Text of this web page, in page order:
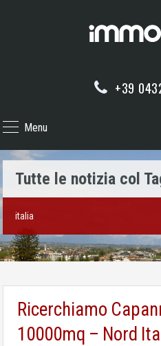
+39
Menu
Tutte le notizia col
italia
Ricerchiamo
10000mq – Nord